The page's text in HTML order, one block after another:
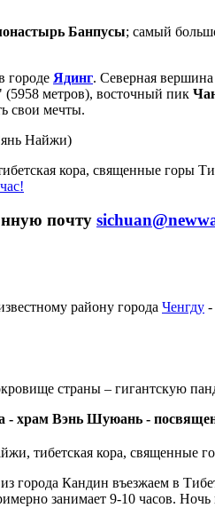
Банпусы; самый
городе Ядинг. Северная вершина
метров), восточный пик
свои мечты.
Найжи)
почту
району города Ченгду -
страны – гигантскую
- храм Вэнь Шуюань -
города Кандин въезжаем в
занимает 9-10 часов.